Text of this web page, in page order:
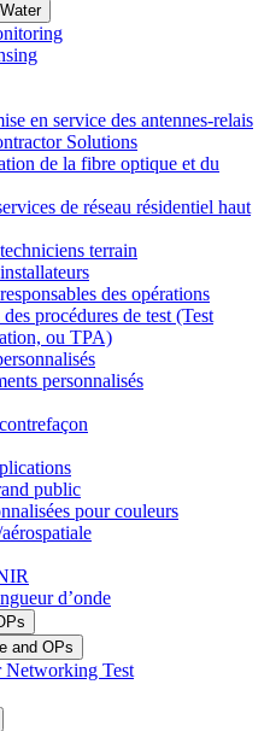
en service des antennes-relais
Solutions
de la fibre optique et du
de réseau résidentiel haut
terrain
des opérations
procédures de test (Test
ou TPA)
personnalisés
public
pour couleurs
d’onde
and OPs
Networking Test